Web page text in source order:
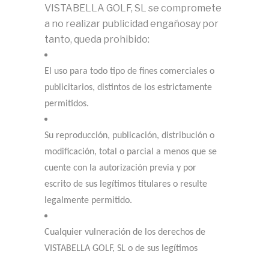
VISTABELLA GOLF, SL se compromete
a no realizar publicidad engañosay por
tanto, queda prohibido:
El uso para todo tipo de fines comerciales o
publicitarios, distintos de los estrictamente
permitidos.
Su reproducción, publicación, distribución o
modificación, total o parcial a menos que se
cuente con la autorización previa y por
escrito de sus legítimos titulares o resulte
legalmente permitido.
Cualquier vulneración de los derechos de
VISTABELLA GOLF, SL o de sus legítimos